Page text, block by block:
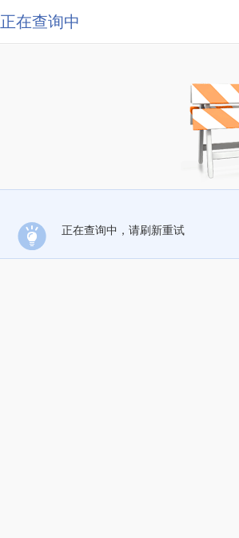
正在查询中
正在查询中，请刷新重试